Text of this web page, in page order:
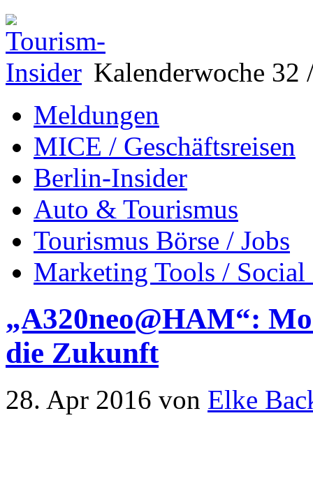
Kalenderwoche 32
Meldungen
MICE / Geschäftsreisen
Berlin-Insider
Auto & Tourismus
Tourismus Börse / Jobs
Marketing Tools /
„A320neo@HAM“:
die Zukunft
28. Apr 2016 von Elke